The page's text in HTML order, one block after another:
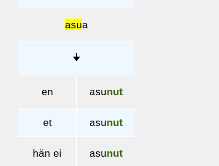
asua
🠋
en asunut
et asunut
hän ei asunut